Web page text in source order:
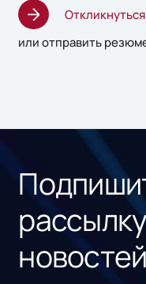
или отправить